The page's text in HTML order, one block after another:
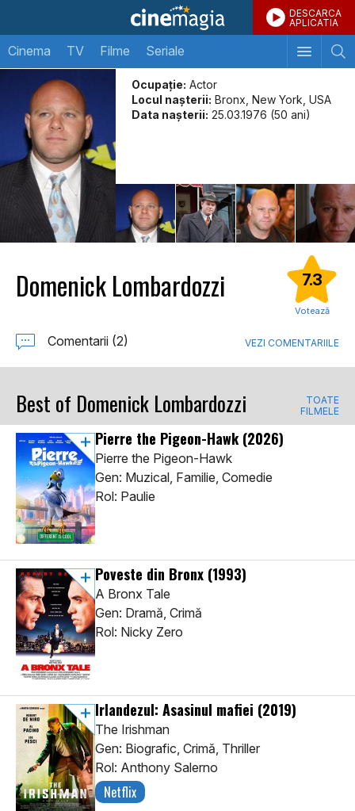
DESCARCA
APLICATIA
Cinema TV Filme Seriale
Ocupație: Actor
Locul naşterii: Bronx, New York, USA
Data naşterii: 25.03.1976 (50 ani)
Domenick Lombardozzi 7.3
Votează
Comentarii (2) VEZI COMENTARIILE
Best of Domenick Lombardozzi
TOATE
FILMELE
Pierre the Pigeon-Hawk (2026)
Pierre the Pigeon-Hawk
Gen: Muzical, Familie, Comedie
Rol: Paulie
Poveste din Bronx (1993)
A Bronx Tale
Gen: Dramă, Crimă
Rol: Nicky Zero
Irlandezul: Asasinul mafiei (2019)
The Irishman
Gen: Biografic, Crimă, Thriller
Rol: Anthony Salerno
Netflix